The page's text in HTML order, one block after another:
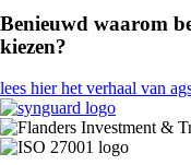
Benieuwd waarom
kiezen?
lees hier het verhaal van